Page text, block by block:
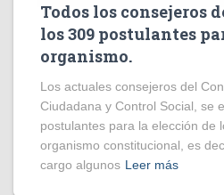
Todos los consejeros
los 309 postulantes
organismo.
Los actuales consejeros del
Ciudadana y Control Social, se
postulantes para la elección de
organismo constitucional, es
cargo algunos Leer más